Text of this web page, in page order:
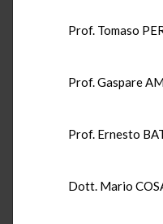
Prof. Tomaso
Prof. Gaspare
Prof. Ernesto
Dott. Mario